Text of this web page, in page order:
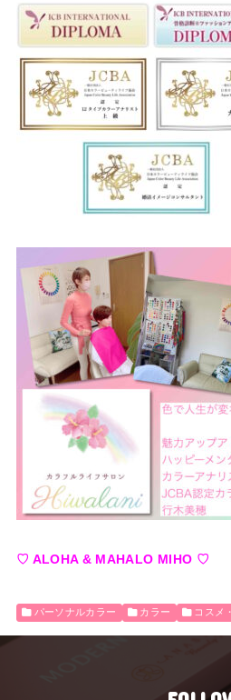
♡ ALOHA & MAHALO MIHO ♡
パーソナルカラー カラー コスメ